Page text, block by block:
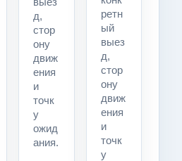
д,
стор
ону
движ
ения
и
точк
у
ожид
ания.
ретн
ый
выез
д,
стор
ону
движ
ения
и
точк
у